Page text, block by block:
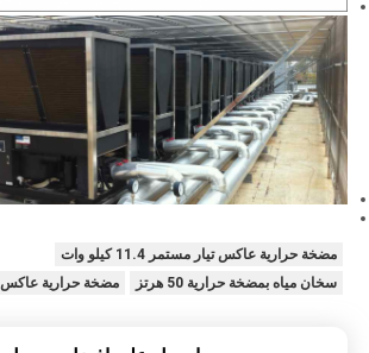
مضخة حرارية عاكس تيار مستمر 11.4 كيلو وات
سخان مياه بمضخة حرارية 50 هرتز
مضخة حرارية عاكس IPX4 Dc